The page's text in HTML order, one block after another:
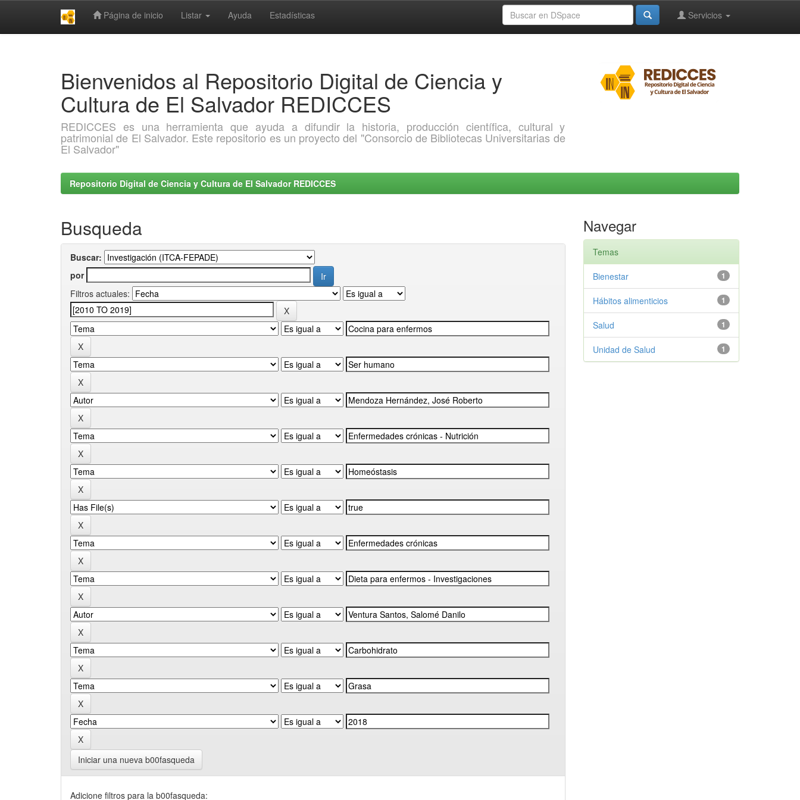
Página de inicio Listar Ayuda Estadísticas Servicios
Bienvenidos al Repositorio Digital de Ciencia y
Cultura de El Salvador REDICCES
REDICCES es una herramienta que ayuda a difundir la historia, producción científica, cultural y
patrimonial de El Salvador. Este repositorio es un proyecto del "Consorcio de Bibliotecas Universitarias de
El Salvador"
Repositorio Digital de Ciencia y Cultura de El Salvador REDICCES
Busqueda
Buscar:
por
Filtros actuales:
Iniciar una nueva b00fasqueda
Adicione filtros para la b00fasqueda:
Navegar
Temas
1
Bienestar
1
Hábitos alimenticios
1
Salud
1
Unidad de Salud